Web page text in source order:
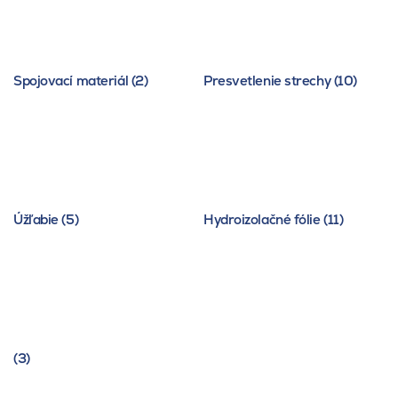
Spojovací materiál (2) Presvetlenie strechy (10)
Úžľabie (5) Hydroizolačné fólie (11)
(3)